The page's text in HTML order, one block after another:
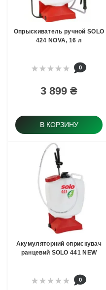
Опрыскиватель ручной SOLO
424 NOVA, 16 л
0
3 899 ₴
В КОРЗИНУ
Акумуляторний оприскувач
ранцевий SOLO 441 NEW
0